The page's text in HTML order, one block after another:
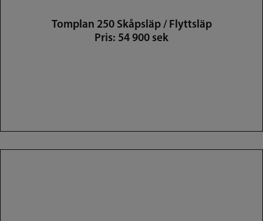
Tomplan 250 Skåpsläp / Flyttsläp
Pris: 54 900 sek